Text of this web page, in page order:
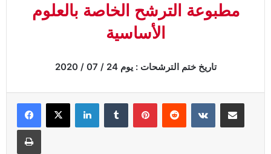
مطبوعة الترشح الخاصة بالعلوم
الأساسية
تاريخ ختم الترشحات : يوم 24 / 07 / 2020
LinkedinTumblr PinterestReddit VKontaktePartager par email
Imprimer